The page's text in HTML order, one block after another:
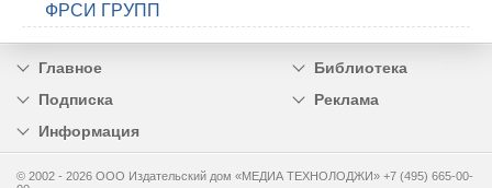
ФРСИ ГРУПП
Главное
Библиотека
Подписка
Реклама
Информация
© 2002 - 2026 OOO Издательский дом «МЕДИА ТЕХНОЛОДЖИ» +7 (495) 665-00-